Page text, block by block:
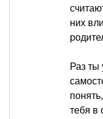
них
Раз ты
тебя в